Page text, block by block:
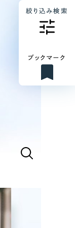
絞り込み検索
ブックマーク